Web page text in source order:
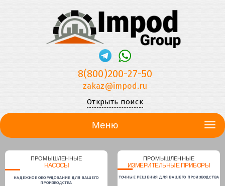
8(800)200-27-50
zakaz@impod.ru
Открыть поиск
Меню
ПРОМЫШЛЕННЫЕ
НАСОСЫ
НАДЕЖНОЕ ОБОРУДОВАНИЕ ДЛЯ ВАШЕГО
ПРОИЗВОДСТВА
ПРОМЫШЛЕННЫЕ
ИЗМЕРИТЕЛЬНЫЕ ПРИБОРЫ
ТОЧНЫЕ РЕШЕНИЯ ДЛЯ ВАШЕГО ПРОИЗВОДСТВА